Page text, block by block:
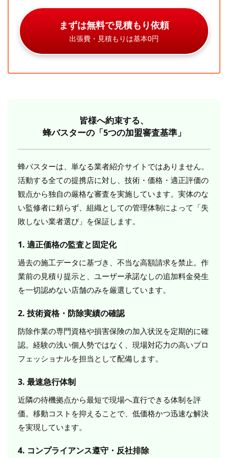
まずは無料で見積もり依頼
出張費・見積もりは基本0円
皆様へ約束する、
蜂バスターの「5つの加盟審査基準」
蜂バスターは、単なる業者紹介サイトではありません。
活動する全ての提携店に対し、技術・価格・適正評価の
観点から独自の厳格な審査を実施しています。実体のな
い監修者に頼らず、組織としての管理体制によって「失
敗しない業者選び」を保証します。
1. 適正価格の監査と固定化
過去の施工データに基づき、不当な高額請求を禁止。作
業前の見積り提示と、ユーザー承諾なしの追加料金発生
を一切認めない店舗のみを厳選しています。
2. 技術資格・防除実績の確認
防除作業の専門資格や損害保険の加入状況を定期的に確
認。経験の浅い個人勢ではなく、現場対応力の高いプロ
フェッショナルを担当として配備します。
3. 最速急行体制
近隣の待機拠点から最短で現場へ直行できる体制を評
価。移動コストを抑えることで、低価格かつ迅速な解決
を実現しています。
4. コンプライアンス遵守・反社排除